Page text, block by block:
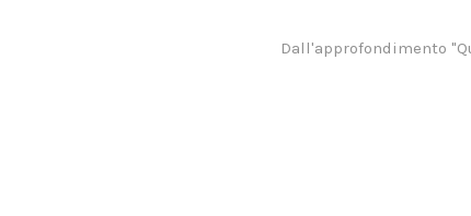
Dall'approfondimento